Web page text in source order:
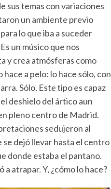
sus temas con variaciones
un ambiente previo
lo que iba a suceder
un músico que nos
y crea atmósferas como
hace a pelo: lo hace sólo, con
Sólo. Este tipo es capaz
deshielo del ártico aun
pleno centro de Madrid.
sedujeron al
se dejó llevar hasta el centro
donde estaba el pantano.
a atrapar. Y, ¿cómo lo hace?